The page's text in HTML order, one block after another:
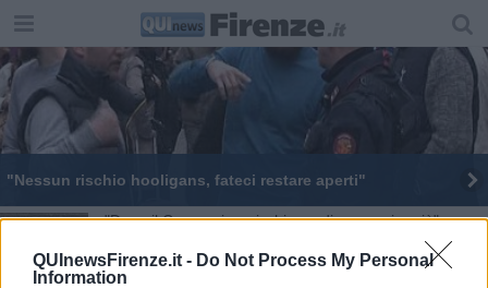
QUInewsFirenze.it - Do Not Process My Personal
Information
"Nessun rischio hooligans, fateci restare aperti"
"Dopo il Coronavirus rischiamo di non aprire più"
Riapertura di bar e ristoranti diventa un incubo